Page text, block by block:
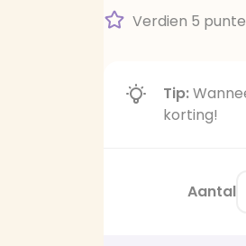
Verdien 5
Tip:
korting!
Aantal